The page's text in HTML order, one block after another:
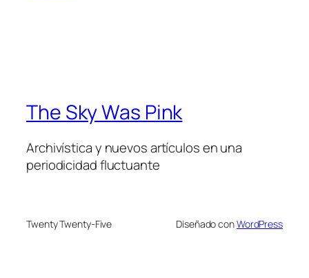
The Sky Was Pink
Archivística y nuevos artículos en una
periodicidad fluctuante
Twenty Twenty-Five Diseñado conWordPress